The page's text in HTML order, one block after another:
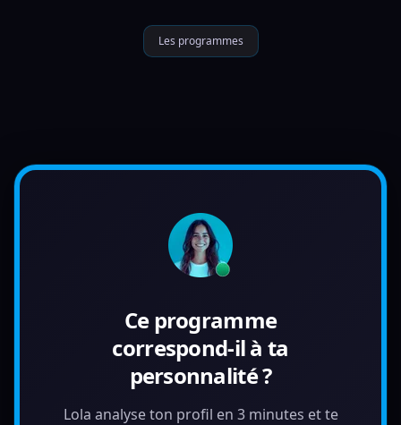
Les programmes
Ce programme
correspond-il à ta
personnalité ?
Lola analyse ton profil en 3 minutes et te